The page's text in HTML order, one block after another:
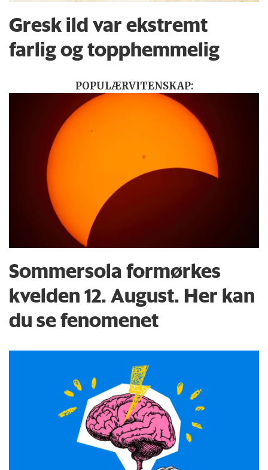
Gresk ild var ekstremt
farlig og topphemmelig
POPULÆRVITENSKAP:
Sommersola formørkes
kvelden 12. August. Her kan
du se fenomenet